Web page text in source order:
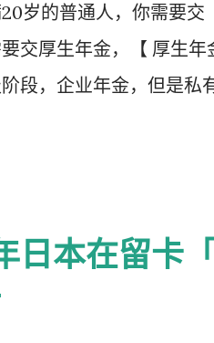
岁的普通人，你需要交
交厚生年金，【 厚生年
段，企业年金，但是私
日本在留卡